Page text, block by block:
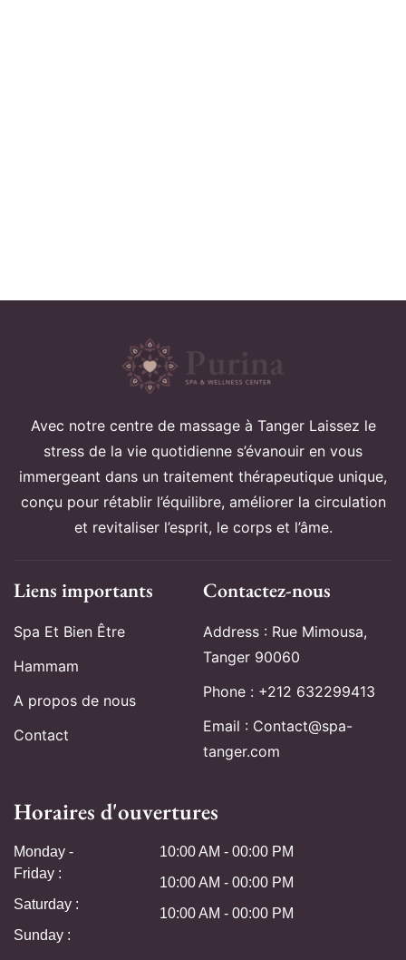
Avec notre centre de massage à Tanger Laissez le
stress de la vie quotidienne s’évanouir en vous
immergeant dans un traitement thérapeutique unique,
conçu pour rétablir l’équilibre, améliorer la circulation
et revitaliser l’esprit, le corps et l’âme.
Liens importants
Spa Et Bien Être
Hammam
A propos de nous
Contact
Contactez-nous
Address : Rue Mimousa,
Tanger 90060
Phone : +212 632299413
Email : Contact@spa-
tanger.com
Horaires d'ouvertures
Monday -
Friday :
Saturday :
Sunday :
10:00 AM - 00:00 PM
10:00 AM - 00:00 PM
10:00 AM - 00:00 PM